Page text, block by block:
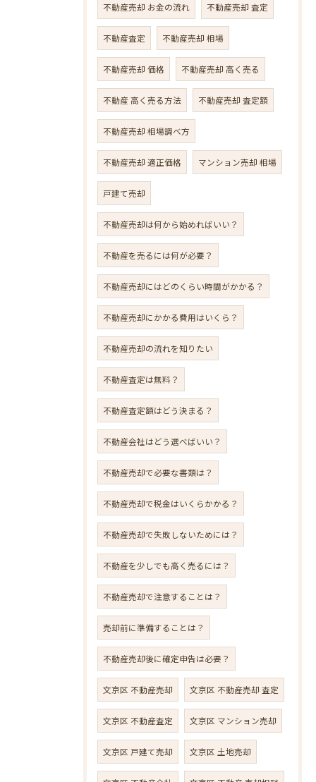
不動産売却 お金の流れ 不動産売却 査定
不動産査定 不動産売却 相場
不動産売却 価格 不動産売却 高く売る
不動産 高く売る方法 不動産売却 査定額
不動産売却 相場調べ方
不動産売却 適正価格 マンション売却 相場
戸建て売却
不動産売却は何から始めればいい？
不動産を売るには何が必要？
不動産売却にはどのくらい時間がかかる？
不動産売却にかかる費用はいくら？
不動産売却の流れを知りたい
不動産査定は無料？
不動産査定額はどう決まる？
不動産会社はどう選べばいい？
不動産売却で必要な書類は？
不動産売却で税金はいくらかかる？
不動産売却で失敗しないためには？
不動産を少しでも高く売るには？
不動産売却で注意することは？
売却前に準備することは？
不動産売却後に確定申告は必要？
文京区 不動産売却 文京区 不動産売却 査定
文京区 不動産査定 文京区 マンション売却
文京区 戸建て売却 文京区 土地売却